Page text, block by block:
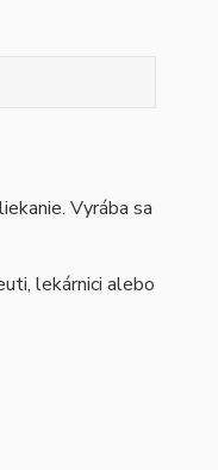
Vyrába sa
lekárnici alebo